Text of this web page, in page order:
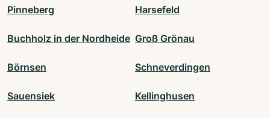
Pinneberg Harsefeld
Buchholz in der Nordheide Groß Grönau
Börnsen Schneverdingen
Sauensiek Kellinghusen